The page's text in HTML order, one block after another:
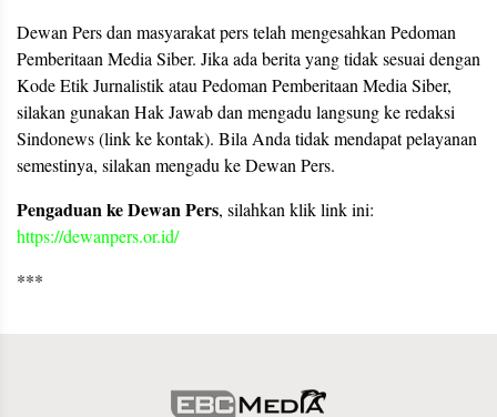
Dewan Pers dan masyarakat pers telah mengesahkan Pedoman
Pemberitaan Media Siber. Jika ada berita yang tidak sesuai dengan
Kode Etik Jurnalistik atau Pedoman Pemberitaan Media Siber,
silakan gunakan Hak Jawab dan mengadu langsung ke redaksi
Sindonews (link ke kontak). Bila Anda tidak mendapat pelayanan
semestinya, silakan mengadu ke Dewan Pers.
Pengaduan ke Dewan Pers, silahkan klik link ini:
https://dewanpers.or.id/
***